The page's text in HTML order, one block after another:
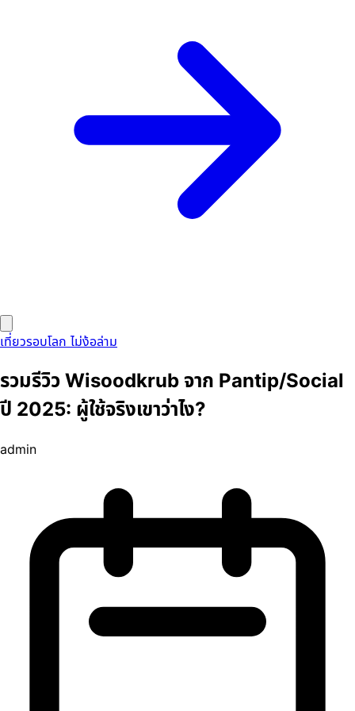
เที่ยวรอบโลก ไม่ง้อล่าม
รวมรีวิว Wisoodkrub จาก Pantip/Social
ปี 2025: ผู้ใช้จริงเขาว่าไง?
admin